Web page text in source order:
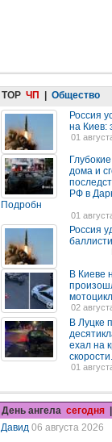
TOP ЧП
Общество
Россия
на Киев:
01
дома и
РФ в
Подробн
01
Россия
В Киеве
02
В Луцке
ехал на
01
День ангела сегодня
Давид 06 августа 2026